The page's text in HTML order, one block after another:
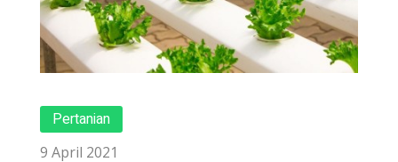
Pertanian
9 April 2021